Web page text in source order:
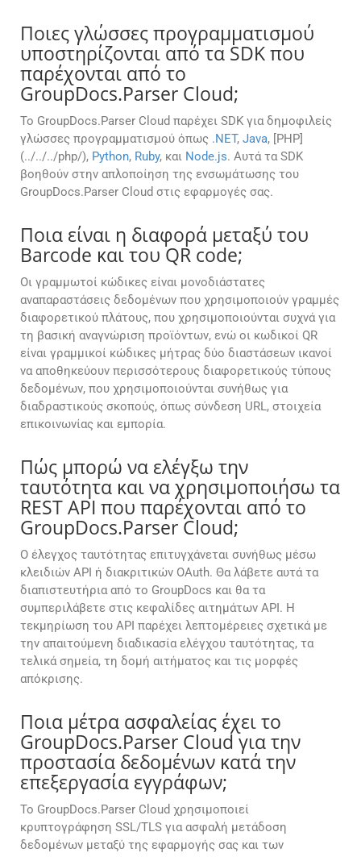
Ποιες γλώσσες προγραμματισμού
υποστηρίζονται από τα SDK που
παρέχονται από το
GroupDocs.Parser Cloud;
Το GroupDocs.Parser Cloud παρέχει SDK για δημοφιλείς
γλώσσες προγραμματισμού όπως .NET, Java, [PHP]
(../../../php/), Python, Ruby, και Node.js. Αυτά τα SDK
βοηθούν στην απλοποίηση της ενσωμάτωσης του
GroupDocs.Parser Cloud στις εφαρμογές σας.
Ποια είναι η διαφορά μεταξύ του
Barcode και του QR code;
Οι γραμμωτοί κώδικες είναι μονοδιάστατες
αναπαραστάσεις δεδομένων που χρησιμοποιούν γραμμές
διαφορετικού πλάτους, που χρησιμοποιούνται συχνά για
τη βασική αναγνώριση προϊόντων, ενώ οι κωδικοί QR
είναι γραμμικοί κώδικες μήτρας δύο διαστάσεων ικανοί
να αποθηκεύουν περισσότερους διαφορετικούς τύπους
δεδομένων, που χρησιμοποιούνται συνήθως για
διαδραστικούς σκοπούς, όπως σύνδεση URL, στοιχεία
επικοινωνίας και εμπορία.
Πώς μπορώ να ελέγξω την
ταυτότητα και να χρησιμοποιήσω τα
REST API που παρέχονται από το
GroupDocs.Parser Cloud;
Ο έλεγχος ταυτότητας επιτυγχάνεται συνήθως μέσω
κλειδιών API ή διακριτικών OAuth. Θα λάβετε αυτά τα
διαπιστευτήρια από το GroupDocs και θα τα
συμπεριλάβετε στις κεφαλίδες αιτημάτων API. Η
τεκμηρίωση του API παρέχει λεπτομέρειες σχετικά με
την απαιτούμενη διαδικασία ελέγχου ταυτότητας, τα
τελικά σημεία, τη δομή αιτήματος και τις μορφές
απόκρισης.
Ποια μέτρα ασφαλείας έχει το
GroupDocs.Parser Cloud για την
προστασία δεδομένων κατά την
επεξεργασία εγγράφων;
Το GroupDocs.Parser Cloud χρησιμοποιεί
κρυπτογράφηση SSL/TLS για ασφαλή μετάδοση
δεδομένων μεταξύ της εφαρμογής σας και των